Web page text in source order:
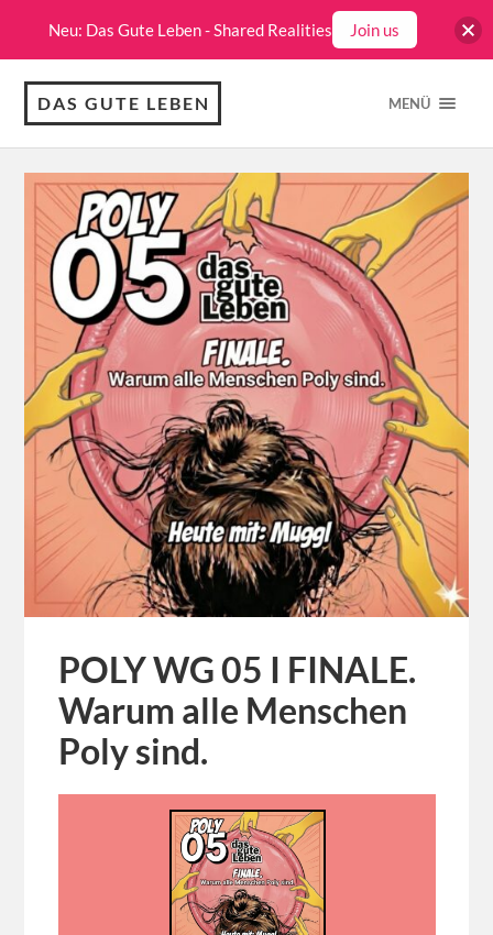
DAS GUTE LEBEN MENÜ
POLY WG 05 I FINALE.
Warum alle Menschen
Poly sind.
Neu: Das Gute Leben - Shared Realities Join us